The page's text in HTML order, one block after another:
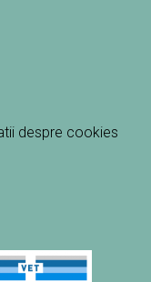
despre cookies